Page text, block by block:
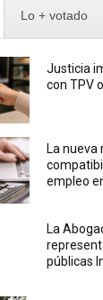
Lo + votado
Justicia
con TPV
La nueva
empleo
La
públicas